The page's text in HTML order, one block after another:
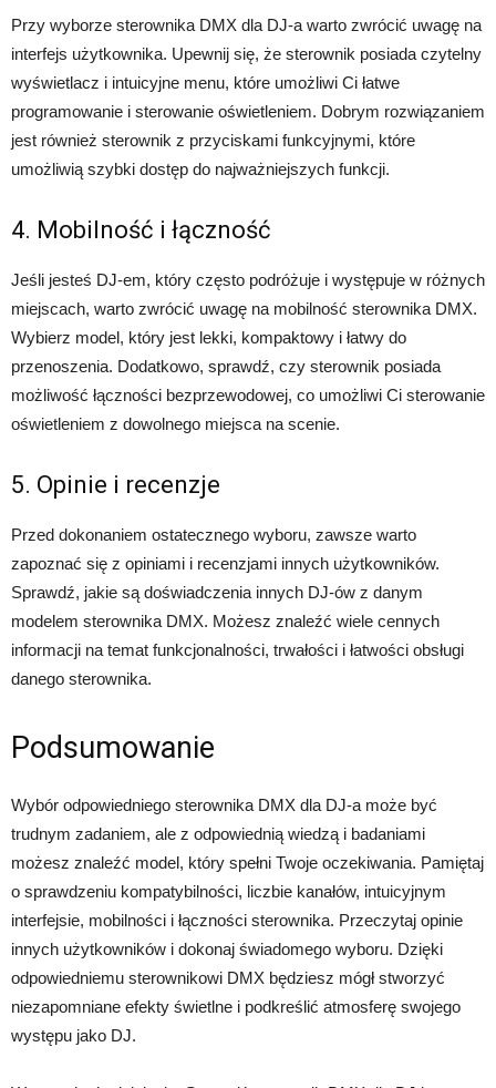
Przy wyborze sterownika DMX dla DJ-a warto zwrócić uwagę na
interfejs użytkownika. Upewnij się, że sterownik posiada czytelny
wyświetlacz i intuicyjne menu, które umożliwi Ci łatwe
programowanie i sterowanie oświetleniem. Dobrym rozwiązaniem
jest również sterownik z przyciskami funkcyjnymi, które
umożliwią szybki dostęp do najważniejszych funkcji.
4. Mobilność i łączność
Jeśli jesteś DJ-em, który często podróżuje i występuje w różnych
miejscach, warto zwrócić uwagę na mobilność sterownika DMX.
Wybierz model, który jest lekki, kompaktowy i łatwy do
przenoszenia. Dodatkowo, sprawdź, czy sterownik posiada
możliwość łączności bezprzewodowej, co umożliwi Ci sterowanie
oświetleniem z dowolnego miejsca na scenie.
5. Opinie i recenzje
Przed dokonaniem ostatecznego wyboru, zawsze warto
zapoznać się z opiniami i recenzjami innych użytkowników.
Sprawdź, jakie są doświadczenia innych DJ-ów z danym
modelem sterownika DMX. Możesz znaleźć wiele cennych
informacji na temat funkcjonalności, trwałości i łatwości obsługi
danego sterownika.
Podsumowanie
Wybór odpowiedniego sterownika DMX dla DJ-a może być
trudnym zadaniem, ale z odpowiednią wiedzą i badaniami
możesz znaleźć model, który spełni Twoje oczekiwania. Pamiętaj
o sprawdzeniu kompatybilności, liczbie kanałów, intuicyjnym
interfejsie, mobilności i łączności sterownika. Przeczytaj opinie
innych użytkowników i dokonaj świadomego wyboru. Dzięki
odpowiedniemu sterownikowi DMX będziesz mógł stworzyć
niezapomniane efekty świetlne i podkreślić atmosferę swojego
występu jako DJ.